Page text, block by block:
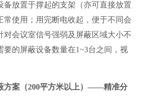
备放置于撑起的支架（亦可直接放置
常使用；用完断电收起，便于不同会
对会议室信号强弱及屏蔽区域大小不
要的屏蔽设备数量在1~3台之间，视
方案（200平方米以上）——精准分